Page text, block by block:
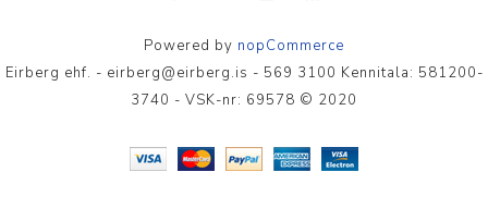
Powered by nopCommerce
Eirberg ehf. - eirberg@eirberg.is - 569 3100 Kennitala: 581200-
3740 - VSK-nr: 69578 © 2020